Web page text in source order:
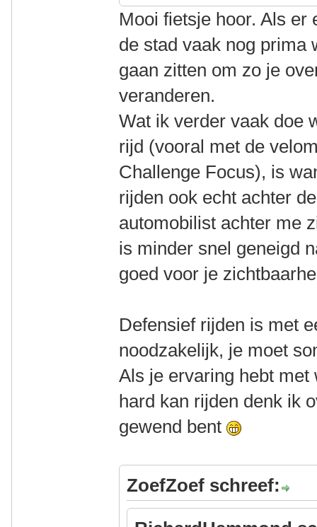
Mooi fietsje hoor. Als er
de stad vaak nog prima
gaan zitten om zo je
veranderen.
Wat ik verder vaak doe
rijd (vooral met de
Challenge Focus), is
rijden ook echt achter
automobilist achter me
is minder snel geneigd
goed voor je
Defensief rijden is met
noodzakelijk, je moet
Als je ervaring hebt
hard kan rijden denk ik
gewend bent
ZoefZoef schreef: